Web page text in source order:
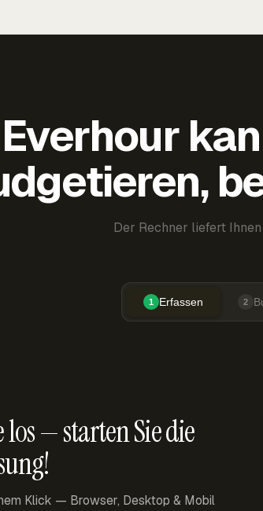
Everhour
Der Rechner liefert
1 Erfassen 2
los — starten Sie die
Klick — Browser, Desktop & Mobil